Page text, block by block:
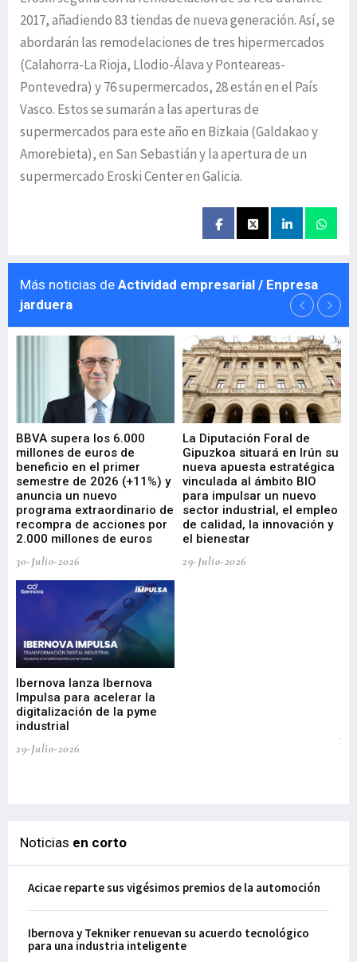
2017, añadiendo 83 tiendas de nueva generación. Así, se
abordarán las remodelaciones de tres hipermercados
(Calahorra-La Rioja, Llodio-Álava y Ponteareas-
Pontevedra) y 76 supermercados, 28 están en el País
Vasco. Estos se sumarán a las aperturas de
supermercados para este año en Bizkaia (Galdakao y
Amorebieta), en San Sebastián y la apertura de un
supermercado Eroski Center en Galicia.
Más noticias de Actividad empresarial / Enpresa
jarduera
BBVA supera los 6.000
millones de euros de
beneficio en el primer
semestre de 2026 (+11%) y
anuncia un nuevo
programa extraordinario de
recompra de acciones por
2.000 millones de euros
30-Julio-2026
La Diputación Foral de
Gipuzkoa situará en Irún su
nueva apuesta estratégica
vinculada al ámbito BIO
para impulsar un nuevo
sector industrial, el empleo
de calidad, la innovación y
el bienestar
29-Julio-2026
Ibernova lanza Ibernova
Impulsa para acelerar la
digitalización de la pyme
industrial
29-Julio-2026
Noticias en corto
Acicae reparte sus vigésimos premios de la automoción
Ibernova y Tekniker renuevan su acuerdo tecnológico
para una industria inteligente